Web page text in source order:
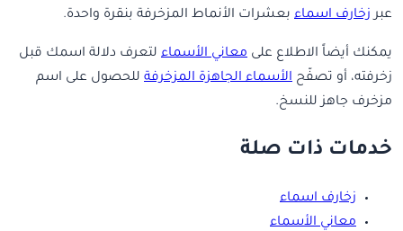
عبرزخارف اسماء بعشرات الأنماط المزخرفة بنقرة واحدة.
يمكنك أيضاً الاطلاع على معاني الأسماء لتعرف دلالة اسمك قبل
زخرفته، أو تصفّح الأسماء الجاهزة المزخرفة للحصول على اسم
مزخرف جاهز للنسخ.
خدمات ذات صلة
زخارف اسماء
معاني الأسماء